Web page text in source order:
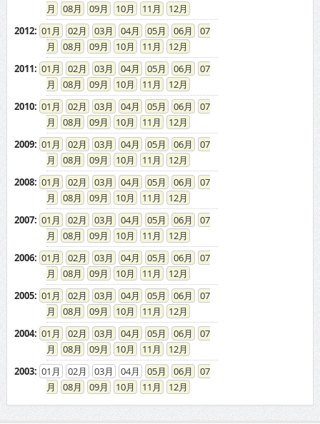
08
09 10 11
12
2012: 01 02 03 04 05 06
07
08
09 10 11
12
2011: 01 02 03 04 05 06
07
08
09 10 11
12
2010: 01 02 03 04 05 06
07
08
09 10 11
12
2009: 01 02 03 04 05 06
07
08
09 10 11
12
2008: 01 02 03 04 05 06
07
08
09 10 11
12
2007: 01 02 03 04 05 06
07
08
09 10 11
12
2006: 01 02 03 04 05 06
07
08
09 10 11
12
2005: 01 02 03 04 05 06
07
08
09 10 11
12
2004: 01 02 03 04 05 06
07
08
09 10 11
12
2003: 01 02 03 04 05 06
07
08
09 10 11 12